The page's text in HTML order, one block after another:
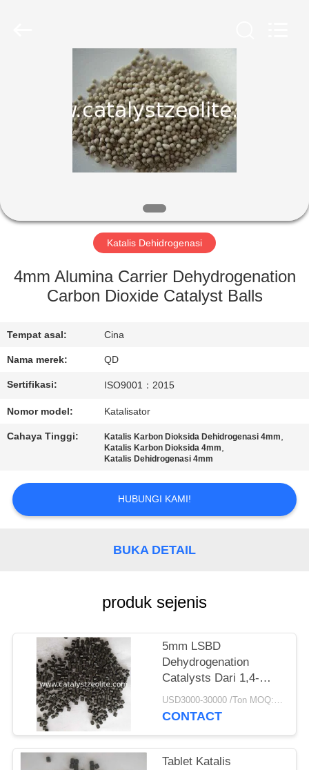
PRODUK
TENTANG
TUR
KONTROL
HUBUNGI
KAMI
SITEMAP
Katalis Dehidrogenasi
4mm Alumina Carrier Dehydrogenation
Carbon Dioxide Catalyst Balls
Tempat asal: Cina
Nama merek: QD
Sertifikasi: ISO9001：2015
Nomor model: Katalisator
Cahaya Tinggi: Katalis Karbon Dioksida Dehidrogenasi 4mm,
Katalis Karbon Dioksida 4mm,
Katalis Dehidrogenasi 4mm
HUBUNGI KAMI!
BUKA DETAIL
produk sejenis
5mm LSBD
Dehydrogenation
Catalysts Dari 1,4-
Butanediol Toγ-
Butyrolactone
USD3000-30000 /Ton MOQ:1 KG
CONTACT
Tablet Katalis